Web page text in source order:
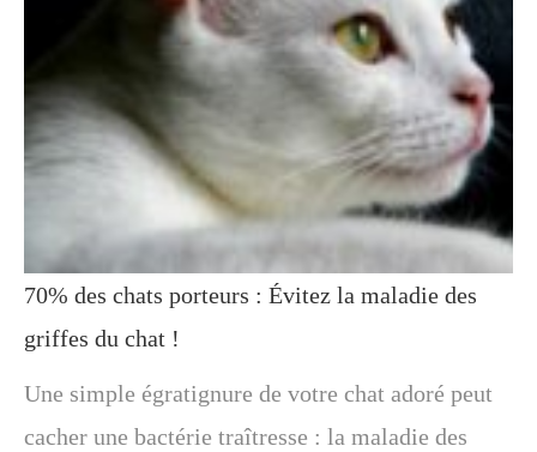
70% des chats porteurs : Évitez la maladie des
griffes du chat !
Une simple égratignure de votre chat adoré peut
cacher une bactérie traîtresse : la maladie des